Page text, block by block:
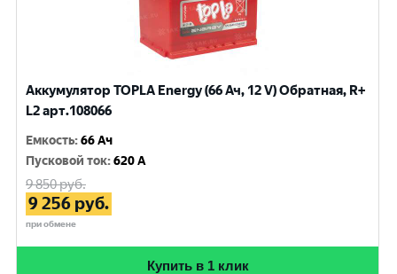
Аккумулятор TOPLA Energy (66 Ач, 12 V) Обратная, R+
L2 арт.108066
Емкость:66 Ач
Пусковой ток:620 A
9 850руб.
9 256 руб.
при обмене
Купить в 1 клик